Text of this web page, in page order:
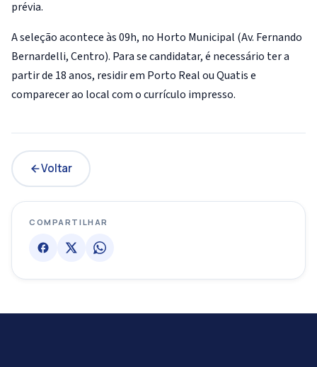
prévia.
A seleção acontece às 09h, no Horto Municipal (Av. Fernando
Bernardelli, Centro). Para se candidatar, é necessário ter a
partir de 18 anos, residir em Porto Real ou Quatis e
comparecer ao local com o currículo impresso.
Voltar
COMPARTILHAR